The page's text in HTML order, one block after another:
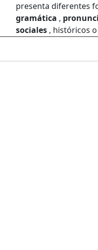
presenta diferentes
gramática ,
sociales , históricos